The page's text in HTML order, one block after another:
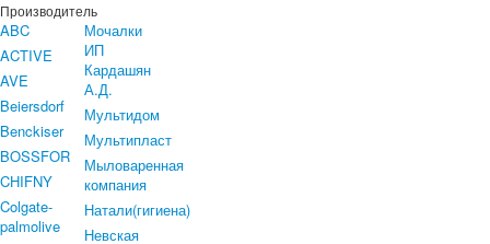
Производитель
ABC
ACTIVE
AVE
Beiersdorf
Benckiser
BOSSFOR
CHIFNY
Colgate-
palmolive
Мочалки
ИП
Кардашян
А.Д.
Мультидом
Мультипласт
Мыловаренная
компания
Натали(гигиена)
Невская